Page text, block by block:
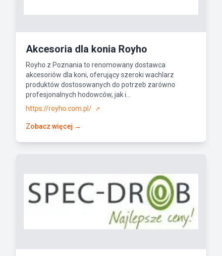
Akcesoria dla konia Royho
Royho z Poznania to renomowany dostawca
akcesoriów dla koni, oferujący szeroki wachlarz
produktów dostosowanych do potrzeb zarówno
profesjonalnych hodowców, jak i...
https://royho.com.pl/
↗
Zobacz więcej →